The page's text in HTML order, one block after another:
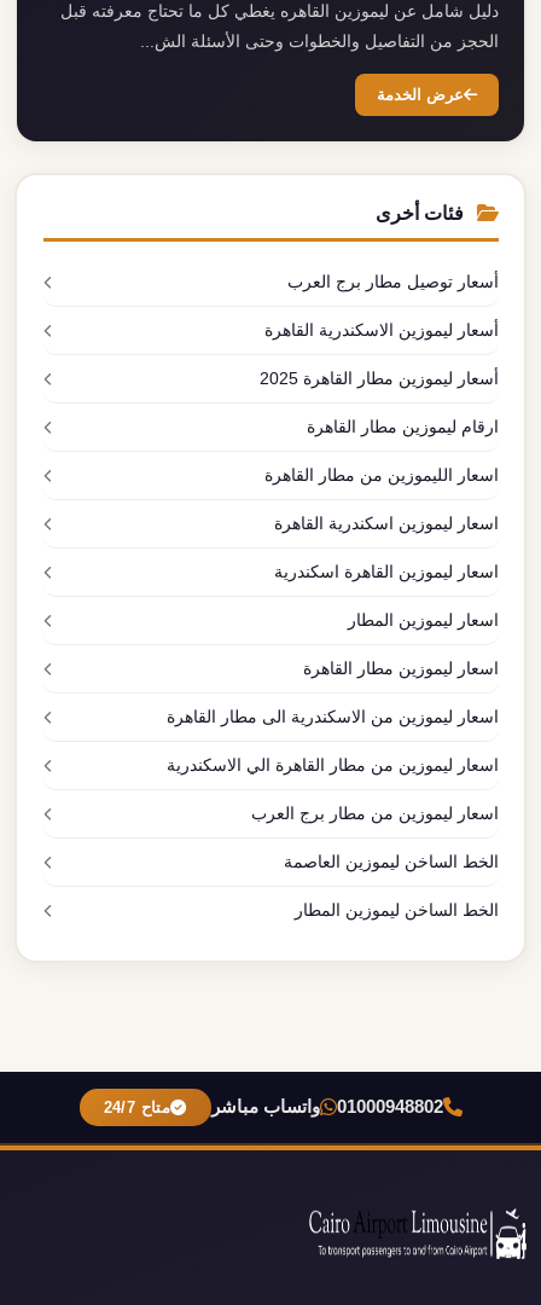
دليل شامل عن ليموزين القاهره يغطي كل ما تحتاج معرفته قبل
الحجز من التفاصيل والخطوات وحتى الأسئلة الش...
عرض الخدمة
فئات أخرى
أسعار توصيل مطار برج العرب
أسعار ليموزين الاسكندرية القاهرة
أسعار ليموزين مطار القاهرة 2025
ارقام ليموزين مطار القاهرة
اسعار الليموزين من مطار القاهرة
اسعار ليموزين اسكندرية القاهرة
اسعار ليموزين القاهرة اسكندرية
اسعار ليموزين المطار
اسعار ليموزين مطار القاهرة
اسعار ليموزين من الاسكندرية الى مطار القاهرة
اسعار ليموزين من مطار القاهرة الي الاسكندرية
اسعار ليموزين من مطار برج العرب
الخط الساخن ليموزين العاصمة
الخط الساخن ليموزين المطار
01000948802 واتساب مباشر متاح 24/7